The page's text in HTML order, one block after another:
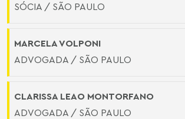
SÓCIA / SÃO PAULO
MARCELA VOLPONI
ADVOGADA / SÃO PAULO
CLARISSA LEAO MONTORFANO
ADVOGADA / SÃO PAULO